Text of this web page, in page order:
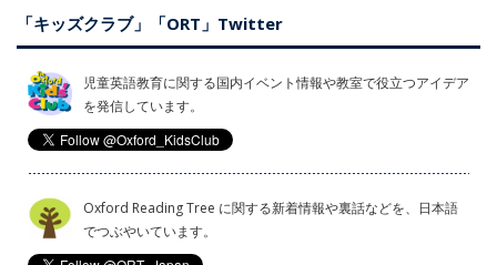
「キッズクラブ」「ORT」Twitter
児童英語教育に関する国内イベント情報や教室で役立つアイデア
を発信しています。
Oxford Reading Tree に関する新着情報や裏話などを、日本語
でつぶやいています。